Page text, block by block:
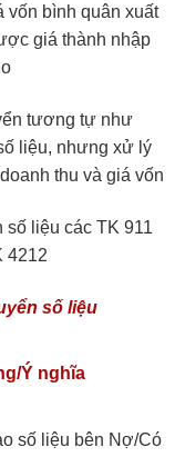
vốn bình quân xuất
giá thành nhập
tương tự như
liệu, nhưng xử lý
thu và giá vốn
số liệu các TK 911
4212
số liệu
Ý nghĩa
số liệu bên Nợ/Có